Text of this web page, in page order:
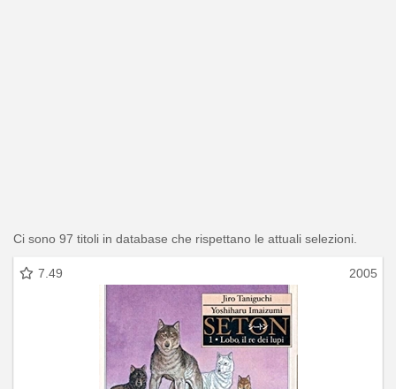
Ci sono 97 titoli in database che rispettano le attuali selezioni.
7.49 2005